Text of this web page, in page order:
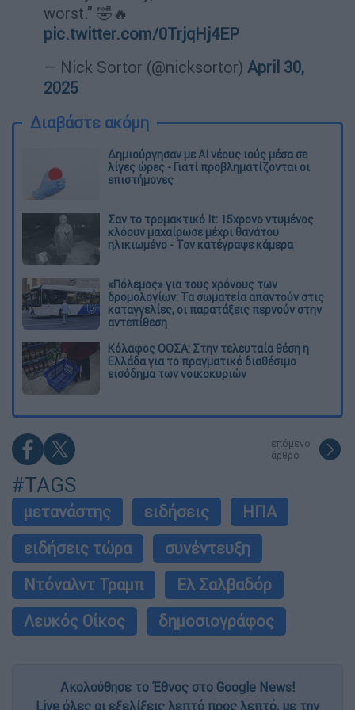
worst.” 🤣🔥
pic.twitter.com/0TrjqHj4EP
— Nick Sortor (@nicksortor) April 30,
2025
Διαβάστε ακόμη
Δημιούργησαν με AI νέους ιούς μέσα σε
λίγες ώρες - Γιατί προβληματίζονται οι
επιστήμονες
Σαν το τρομακτικό It: 15χρονο ντυμένος
κλόουν μαχαίρωσε μέχρι θανάτου
ηλικιωμένο - Τον κατέγραψε κάμερα
«Πόλεμος» για τους χρόνους των
δρομολογίων: Τα σωματεία απαντούν στις
καταγγελίες, οι παρατάξεις περνούν στην
αντεπίθεση
Κόλαφος ΟΟΣΑ: Στην τελευταία θέση η
Ελλάδα για το πραγματικό διαθέσιμο
εισόδημα των νοικοκυριών
επόμενο
άρθρο
#TAGS
μετανάστης ειδήσεις
ΗΠΑ
ειδήσεις τώρα
συνέντευξη
Ντόναλντ Τραμπ
Ελ Σαλβαδόρ
Λευκός Οίκος
δημοσιογράφος
Ακολούθησε το Έθνος στο Google News!
Live όλες οι εξελίξεις λεπτό προς λεπτό, με την